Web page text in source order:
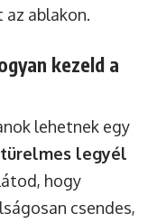
ablakon.
kezeld a
lehetnek egy
legyél
hogy
csendes,